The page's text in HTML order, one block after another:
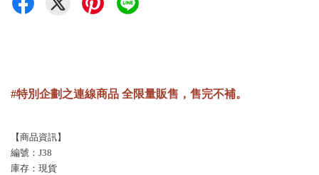
#特別企劃之連線商品 全限量販售，售完不補。
【商品資訊】
編號：J38
庫存：現貨